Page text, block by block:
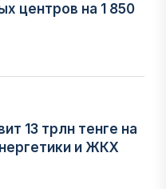
центров на 1 850
13 трлн тенге на
и ЖКХ